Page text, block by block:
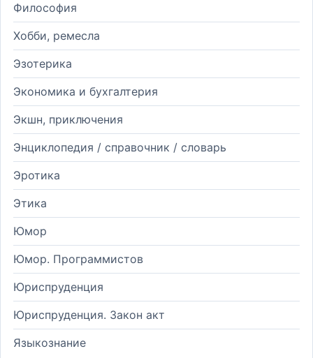
Философия
Хобби, ремесла
Эзотерика
Экономика и бухгалтерия
Экшн, приключения
Энциклопедия / справочник / словарь
Эротика
Этика
Юмор
Юмор. Программистов
Юриспруденция
Юриспруденция. Закон акт
Языкознание